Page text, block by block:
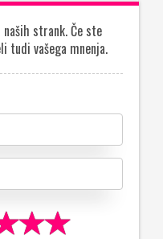
strank. Če ste
tudi vašega mnenja.